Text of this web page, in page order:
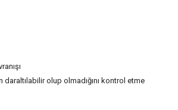
daraltılabilir olup olmadığını kontrol etme